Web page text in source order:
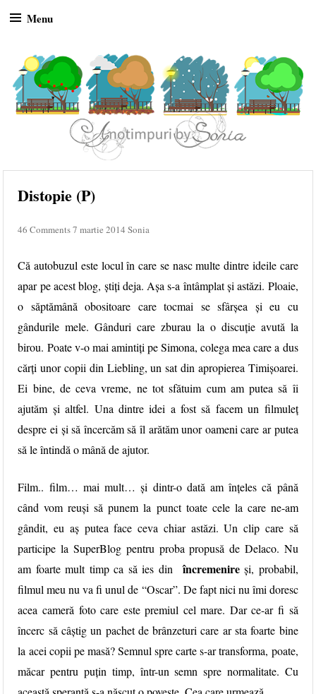
Menu
Distopie (P)
46 Comments7 martie 2014 Sonia
Că autobuzul este locul în care se nasc multe dintre ideile care
apar pe acest blog, știți deja. Așa s-a întâmplat și astăzi. Ploaie,
o săptămână obositoare care tocmai se sfârșea și eu cu
gândurile mele. Gânduri care zburau la o discuție avută la
birou. Poate v-o mai amintiți pe Simona, colega mea care a dus
cărți unor copii din Liebling, un sat din apropierea Timișoarei.
Ei bine, de ceva vreme, ne tot sfătuim cum am putea să îi
ajutăm și altfel. Una dintre idei a fost să facem un filmuleț
despre ei și să încercăm să îl arătăm unor oameni care ar putea
să le întindă o mână de ajutor.
Film.. film… mai mult… și dintr-o dată am înțeles că până
când vom reuși să punem la punct toate cele la care ne-am
gândit, eu aș putea face ceva chiar astăzi. Un clip care să
participe la SuperBlog pentru proba propusă de Delaco. Nu
am foarte mult timp ca să ies din
încremenireși, probabil,
filmul meu nu va fi unul de “Oscar”. De fapt nici nu îmi doresc
acea cameră foto care este premiul cel mare. Dar ce-ar fi să
încerc să câștig un pachet de brânzeturi care ar sta foarte bine
la acei copii pe masă?Semnul spre cartes-ar transforma, poate,
măcar pentru puțin timp, într-un semn spre normalitate. Cu